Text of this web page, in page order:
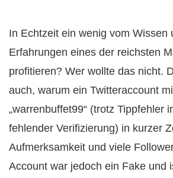
In Echtzeit ein wenig vom Wissen
Erfahrungen eines der reichsten
profitieren? Wer wollte das nicht.
auch, warum ein Twitteraccount
„warrenbuffet99“ (trotz Tippfehler
fehlender Verifizierung) in kurzer
Aufmerksamkeit und viele
Account war jedoch ein Fake und